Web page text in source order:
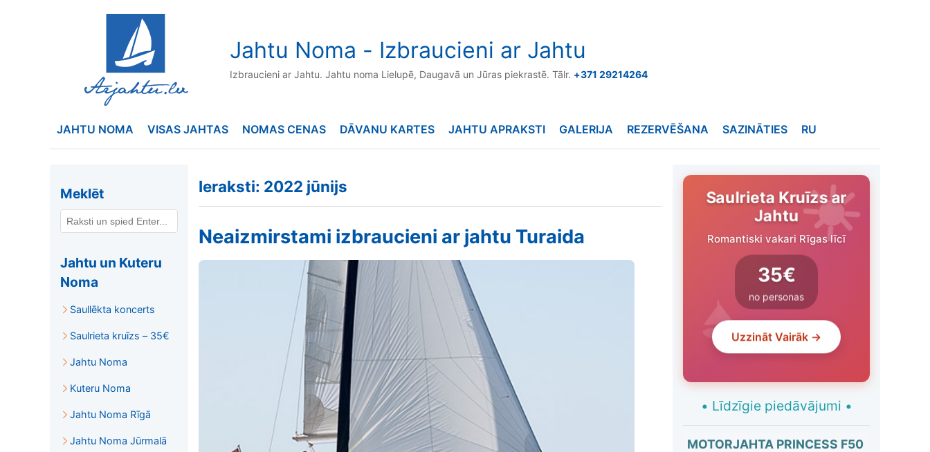
Jahtu Noma - Izbraucieni ar Jahtu
Izbraucieni ar Jahtu. Jahtu noma Lielupē, Daugavā un Jūras piekrastē. Tālr. +371 29214264
JAHTU NOMA VISAS JAHTAS NOMAS CENAS DĀVANU KARTES JAHTU APRAKSTI GALERIJA REZERVĒŠANA SAZINĀTIES RU
Meklēt
Jahtu un Kuteru
Noma
Saullēkta koncerts
Saulrieta kruīzs – 35€
Jahtu Noma
Kuteru Noma
Jahtu Noma Rīgā
Jahtu Noma Jūrmalā
Ieraksti: 2022 jūnijs
Neaizmirstami izbraucieni ar jahtu Turaida
Saulrieta Kruīzs ar
Jahtu
Romantiski vakari Rīgas līcī
35€
no personas
Uzzināt Vairāk →
• Līdzīgie piedāvājumi •
MOTORJAHTA PRINCESS F50